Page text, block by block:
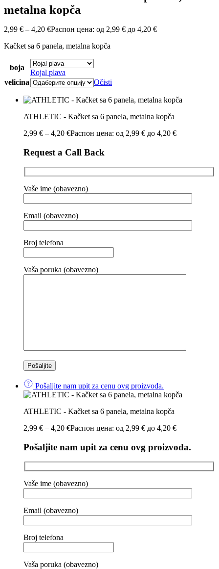
metalna kopča
2,99 € – 4,20 €Распон цена: од 2,99 € до 4,20 €
Kačket sa 6 panela, metalna kopča
boja
Rojal plava
velicina
Očisti
ATHLETIC - Kačket sa 6 panela, metalna kopča
2,99 € – 4,20 €Распон цена: од 2,99 € до 4,20 €
Request a Call Back
Vaše ime (obavezno)
Email (obavezno)
Broj telefona
Vaša poruka (obavezno)
Pošaljite nam upit za cenu ovg proizvoda.
ATHLETIC - Kačket sa 6 panela, metalna kopča
2,99 € – 4,20 €Распон цена: од 2,99 € до 4,20 €
Pošaljite nam upit za cenu ovg proizvoda.
Vaše ime (obavezno)
Email (obavezno)
Broj telefona
Vaša poruka (obavezno)